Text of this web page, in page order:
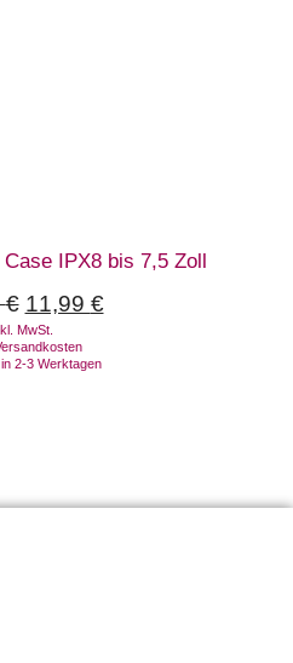
IPX8 bis 7,5 Zoll
€ 11,99 €
MwSt.
2-3 Werktagen